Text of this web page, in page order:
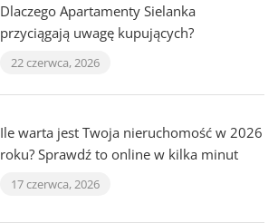
Dlaczego Apartamenty Sielanka
przyciągają uwagę kupujących?
22 czerwca, 2026
Ile warta jest Twoja nieruchomość w 2026
roku? Sprawdź to online w kilka minut
17 czerwca, 2026